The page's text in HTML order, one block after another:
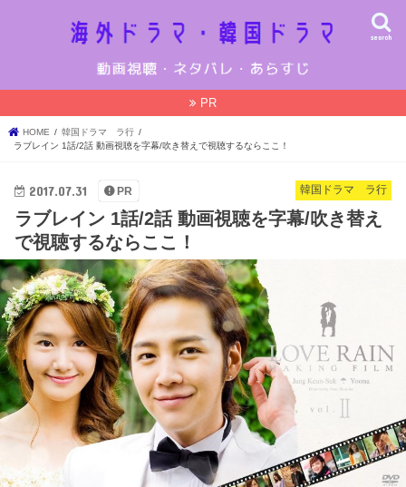
search
PR
HOME
韓国ドラマ ラ行
ラブレイン 1話/2話 動画視聴を字幕/吹き替えで視聴するならここ！
韓国ドラマ ラ行
2017.07.31 PR
ラブレイン 1話/2話 動画視聴を字幕/吹き替え
で視聴するならここ！